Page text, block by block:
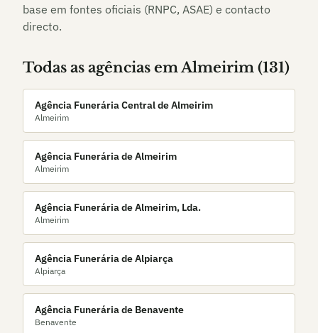
base em fontes oficiais (RNPC, ASAE) e contacto
directo.
Todas as agências emAlmeirim (131)
Agência Funerária Central de Almeirim
Almeirim
Agência Funerária de Almeirim
Almeirim
Agência Funerária de Almeirim, Lda.
Almeirim
Agência Funerária de Alpiarça
Alpiarça
Agência Funerária de Benavente
Benavente